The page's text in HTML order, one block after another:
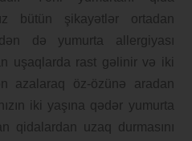
bütün şikayətlər ortadan
də yumurta allergiyası
uşaqlarda rast gəlinir və iki
azalaraq öz-özünə aradan
iki yaşına qədər yumurta
qidalardan uzaq durmasını